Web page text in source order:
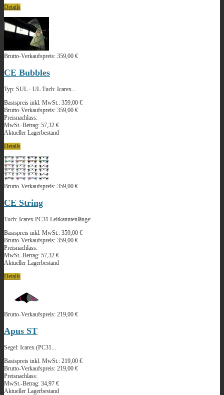
Details
Brutto-Verkaufspreis: 359,00 €
CE Bubbles
Typ: SUL - UL Tuch: Icarex...
Basispreis inkl. MwSt.: 359,00 €
Brutto-Verkaufspreis: 359,00 €
Preisnachlass:
MwSt.-Betrag: 57,32 €
Aktueller Lagerbestand
Details
Brutto-Verkaufspreis: 359,00 €
CE String
Tuch: Icarex PC31 Leitkanntenlänge:...
Basispreis inkl. MwSt.: 359,00 €
Brutto-Verkaufspreis: 359,00 €
Preisnachlass:
MwSt.-Betrag: 57,32 €
Aktueller Lagerbestand
Details
Brutto-Verkaufspreis: 219,00 €
Apus ST
Segel: Icarex (PC31...
Basispreis inkl. MwSt.: 219,00 €
Brutto-Verkaufspreis: 219,00 €
Preisnachlass:
MwSt.-Betrag: 34,97 €
Aktueller Lagerbestand